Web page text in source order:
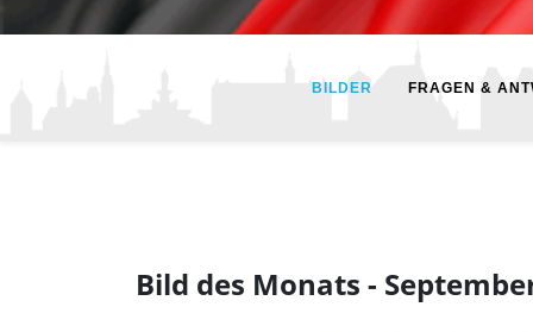
BILDER FRAGEN &
Bild des Monats -